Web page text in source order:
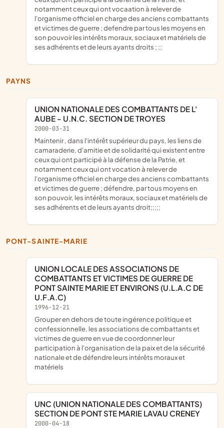
notamment ceux qui ont vocaation à relever de
l'organisme officiel en charge des anciens combattants
et victimes de guerre ; defendre par tous les moyens en
son pouvoir les intérêts moraux, sociaux et matériels de
ses adhérents et de leurs ayants droits ; ;;
PAYNS
UNION NATIONALE DES COMBATTANTS DE L'
AUBE - U.N.C. SECTION DE TROYES
2000-03-31
maintenir , dans l'intérêt supérieur du pays, les liens de
camaraderie, d'amitie et de solidarité qui existent entre
ceux qui ont participé à la défense de la Patrie, et
notamment ceux qui ont vocation à relever de
l'organisme officiel en charge des anciens combattants
et victimes de guerre ; défendre, par tous moyens en
son pouvoir, les intérêts moraux, sociaux et matériels de
ses adhérents et de leurs ayants droit;;;;;
PONT-SAINTE-MARIE
UNION LOCALE DES ASSOCIATIONS DE
COMBATTANTS ET VICTIMES DE GUERRE DE
PONT SAINTE MARIE ET ENVIRONS (U.L.A.C DE
U.F.A.C)
1996-12-21
grouper en dehors de toute ingérence politique et
confessionnelle, les associations de combattants et
victimes de guerre en vue de coordonner leur
participation à l'organisation de la paix et de la sécurité
nationale et de défendre leurs intérêts moraux et
matériels
UNC (UNION NATIONALE DES COMBATTANTS)
SECTION DE PONT STE MARIE LAVAU CRENEY
2000-04-18